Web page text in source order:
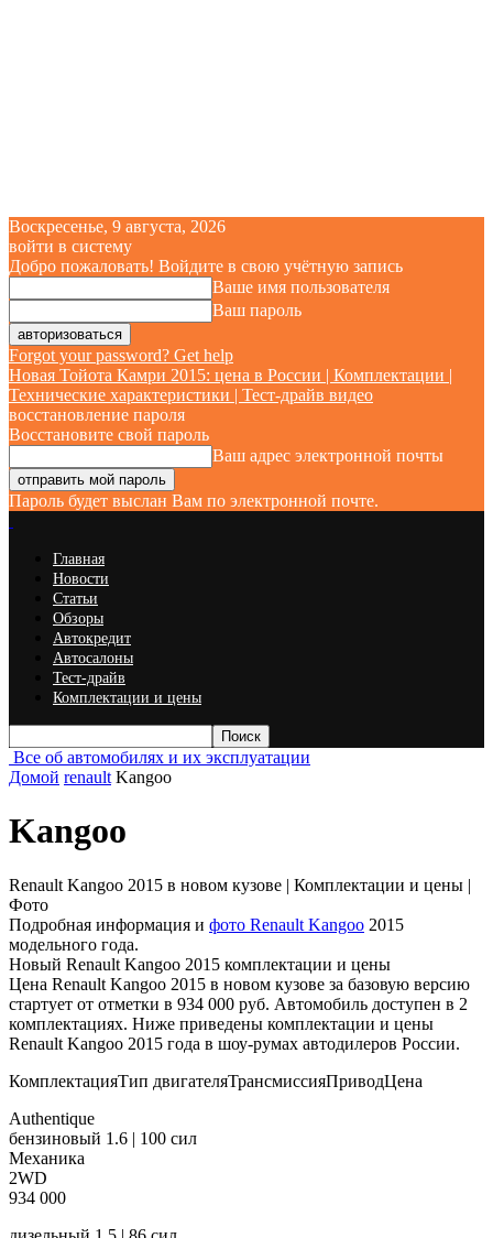
Воскресенье, 9 августа, 2026
войти в систему
Добро пожаловать! Войдите в свою учётную запись
Ваше имя пользователя
Ваш пароль
Forgot your password? Get help
Новая Тойота Камри 2015: цена в России | Комплектации |
Технические характеристики | Тест-драйв видео
восстановление пароля
Восстановите свой пароль
Ваш адрес электронной почты
Пароль будет выслан Вам по электронной почте.
Главная
Новости
Статьи
Обзоры
Автокредит
Автосалоны
Тест-драйв
Комплектации и цены
Все об автомобилях и их эксплуатации
Домой renault Kangoo
Kangoo
Renault Kangoo 2015 в новом кузове | Комплектации и цены |
Фото
Подробная информация и фото Renault Kangoo 2015
модельного года.
Новый Renault Kangoo 2015 комплектации и цены
Цена Renault Kangoo 2015 в новом кузове за базовую версию
стартует от отметки в 934 000 руб. Автомобиль доступен в 2
комплектациях. Ниже приведены комплектации и цены
Renault Kangoo 2015 года в шоу-румах автодилеров России.
КомплектацияТип двигателяТрансмиссияПриводЦена
Authentique
бензиновый 1.6 | 100 сил
Механика
2WD
934 000